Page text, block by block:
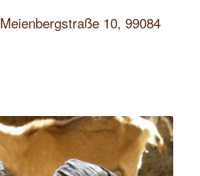
Meienbergstraße 10, 99084